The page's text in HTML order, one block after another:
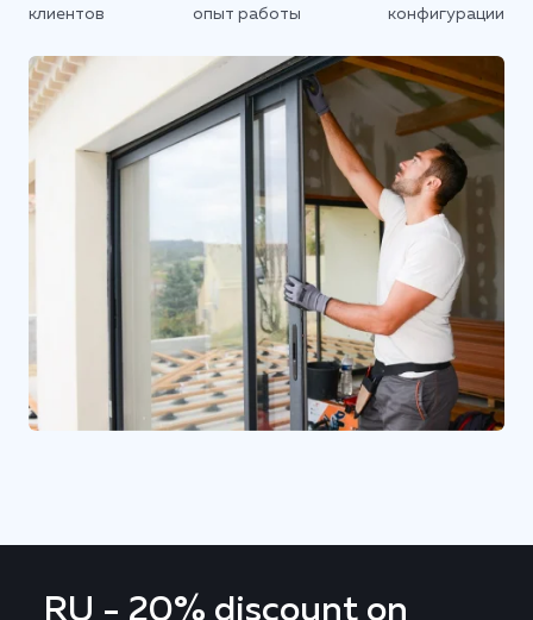
клиентов опыт работы конфигурации
RU - 20% discount on